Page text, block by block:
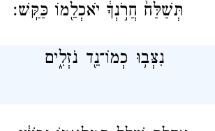
תְּשַׁלַּח֙ חֲרֹ֣נְךָ֔ יֹאכְלֵ֖מוֹ
נִצְּב֥וּ כְמוֹ־נֵ֖ד